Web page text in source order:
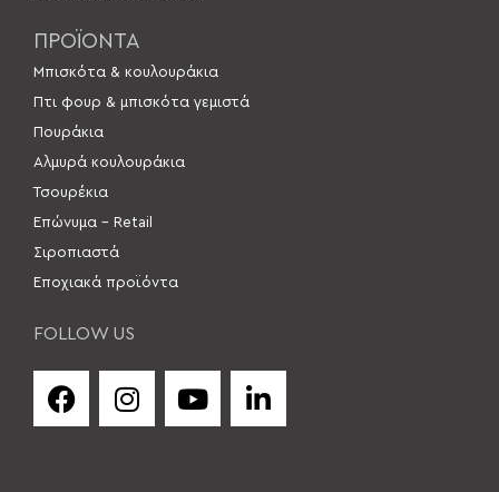
ΠΡΟΪΟΝΤΑ
Μπισκότα & κουλουράκια
Πτι φουρ & μπισκότα γεμιστά
Πουράκια
Αλμυρά κουλουράκια
Τσουρέκια
Επώνυμα – Retail
Σιροπιαστά
Εποχιακά προϊόντα
FOLLOW US